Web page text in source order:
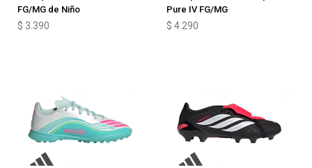
FG/MG de Niño
$ 3.390
Pure IV FG/MG
$ 4.290